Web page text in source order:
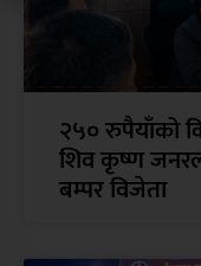
२५० रुपैयाँको
शिव कृष्ण जनरल
बम्पर विजेता